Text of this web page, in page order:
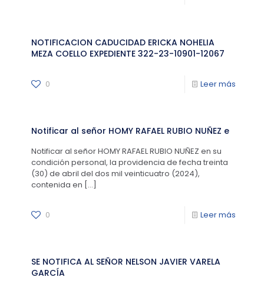
NOTIFICACION CADUCIDAD ERICKA NOHELIA
MEZA COELLO EXPEDIENTE 322-23-10901-12067
0 Leer más
Notificar al señor HOMY RAFAEL RUBIO NUÑEZ e
Notificar al señor HOMY RAFAEL RUBIO NUÑEZ en su
condición personal, la providencia de fecha treinta
(30) de abril del dos mil veinticuatro (2024),
contenida en […]
0 Leer más
SE NOTIFICA AL SEÑOR NELSON JAVIER VARELA
GARCÍA